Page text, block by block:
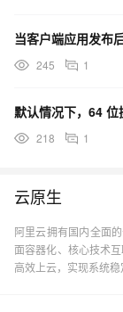
当客户端应用发布
245 1
默认情况下，64 位
218 1
云原生
阿里云拥有国内全面
面容器化、核心技术
高效上云，实现系统稳